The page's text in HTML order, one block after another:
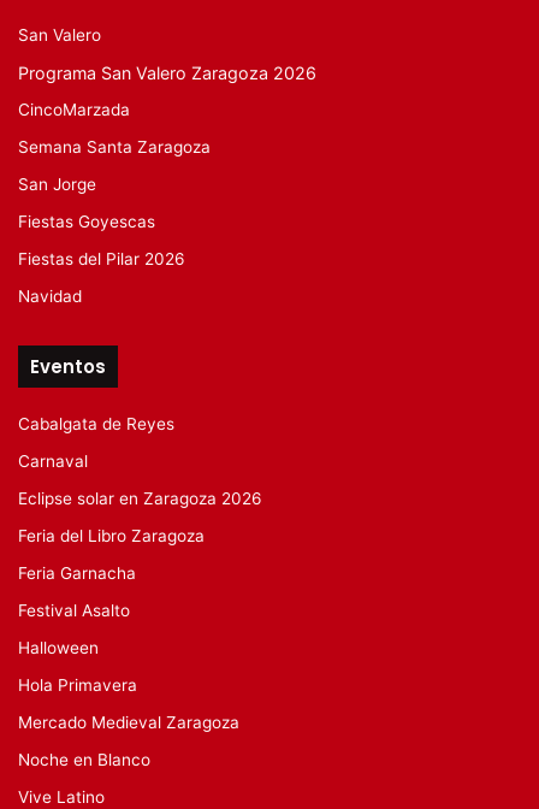
San Valero
Programa San Valero Zaragoza 2026
CincoMarzada
Semana Santa Zaragoza
San Jorge
Fiestas Goyescas
Fiestas del Pilar 2026
Navidad
Eventos
Cabalgata de Reyes
Carnaval
Eclipse solar en Zaragoza 2026
Feria del Libro Zaragoza
Feria Garnacha
Festival Asalto
Halloween
Hola Primavera
Mercado Medieval Zaragoza
Noche en Blanco
Vive Latino